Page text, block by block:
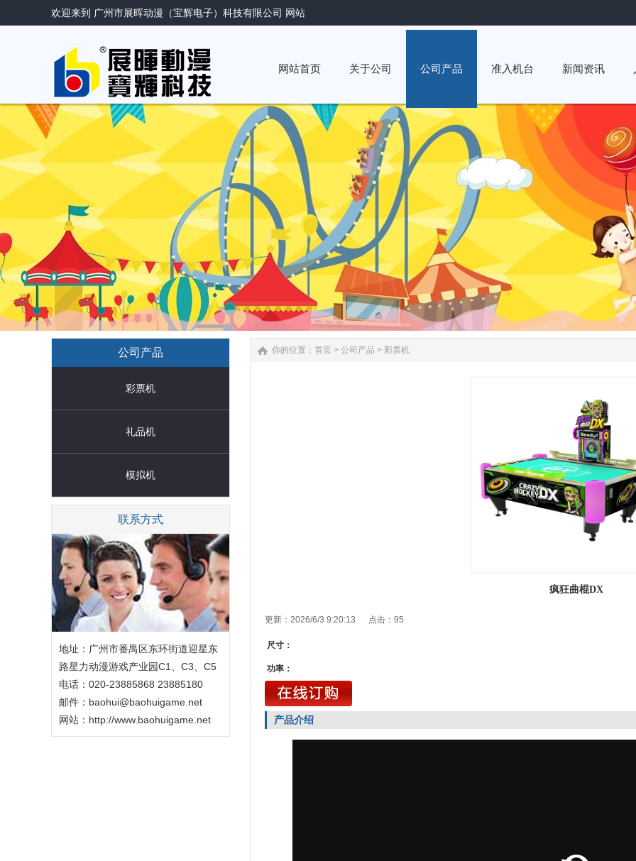
欢迎来到 广州市展晖动漫（宝辉电子）科技有限公司 网站
网站首页 关于公司 公司产品 准入机台 新闻资讯
公司产品
彩票机
礼品机
模拟机
联系方式
地址：广州市番禺区东环街道迎星东
路星力动漫游戏产业园C1、C3、C5
电话：020-23885868 23885180
邮件：baohui@baohuigame.net
网站： http://www.baohuigame.net
你的位置： 首页 > 公司产品 > 彩票机
疯狂曲棍DX
更新：2026/6/3 9:20:13 点击： 95
尺寸：
功率：
产品介绍